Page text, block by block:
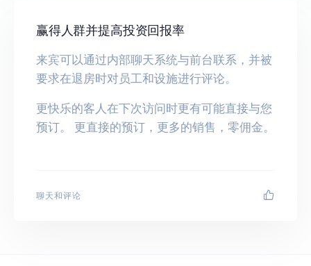
赢得人群并提高投资回报率
来宾可以通过内部聊天系统与前台联系，并被
要求在退房时对员工和设施进行评论。
更快乐的客人在下次访问时更有可能直接与您
预订。 更直接的预订，更多的销售，零佣金。
聊天和评论